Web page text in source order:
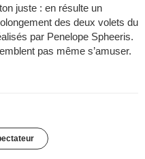
juste : en résulte un
des deux volets du
par Penelope Spheeris.
pas même s’amuser.